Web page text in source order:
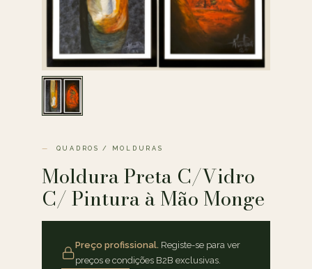
QUADROS / MOLDURAS
Moldura Preta C/Vidro
C/ Pintura à Mão Monge
Preço profissional. Registe-se para ver
preços e condições B2B exclusivas.